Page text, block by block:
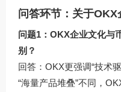
问答环节：关于
问题1：OKX企业文化与
别？
回答：OKX更强调“技术
“海量产品堆叠”不同，